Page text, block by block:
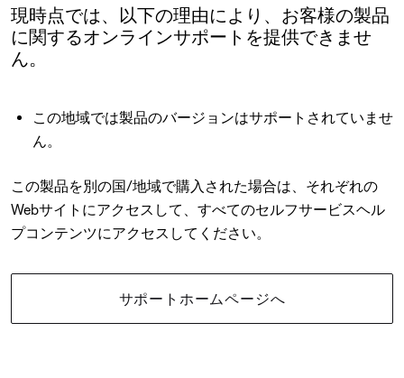
現時点では、以下の理由により、お客様の製品
に関するオンラインサポートを提供できませ
ん。
この地域では製品のバージョンはサポートされていませ
ん。
この製品を別の国/地域で購入された場合は、それぞれの
Webサイトにアクセスして、すべてのセルフサービスヘル
プコンテンツにアクセスしてください。
サポートホームページへ